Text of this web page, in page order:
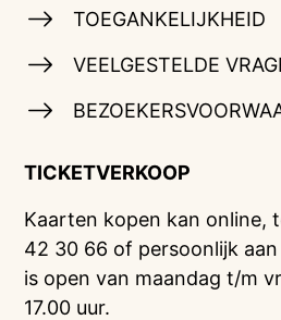
TOEGANKELIJKHEID
VEELGESTELDE
TICKETVERKOOP
Kaarten kopen kan online,
42 30 66 of persoonlijk aan
is open van maandag t/m
17.00 uur.